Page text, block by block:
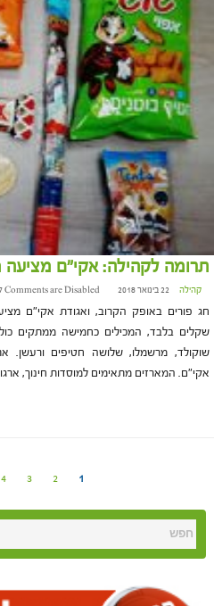
תרומה לקהילה: אקי"ם מציעה
קהילה 22 בינואר 2018 at 16:47 Comments are Disabled
חג פורים באופק הקרוב, ואגודת אקי"ם
שקלים בלבד, המכילים כחמישה ממתקים
שוקולד, מרשמלו, שלושה חטיפים ורעשן.
אקי"ם. המארזים מתאימים למוסדות חינוך,
1
2
3
4